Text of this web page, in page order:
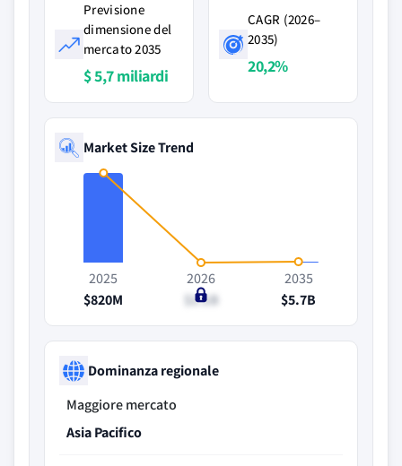
Previsione
dimensione del
mercato 2035
$ 5,7 miliardi
CAGR (2026–
2035)
20,2%
Market Size Trend
2025
$820M
2026
$1.1B
2035
$5.7B
Dominanza regionale
Maggiore mercato
Asia Pacifico